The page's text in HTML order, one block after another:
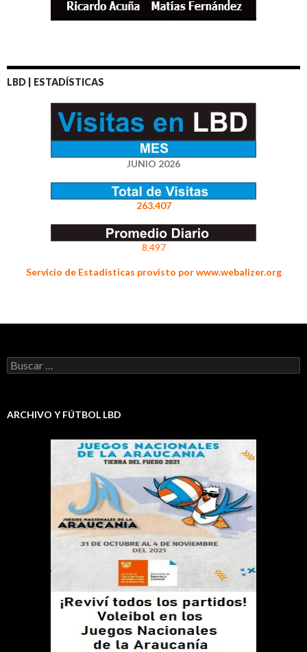
LBD | ESTADÍSTICAS
JUNIO 2026
263.407
8.497
Servicio de Estadísticas provisto por www.webalizer.org
Buscar:
ARCHIVO Y FÚTBOL LBD